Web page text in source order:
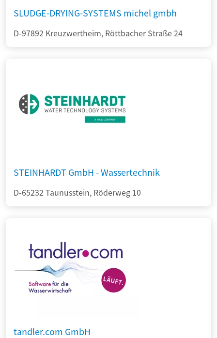
SLUDGE-DRYING-SYSTEMS michel gmbh
D-97892 Kreuzwertheim, Röttbacher Straße 24
STEINHARDT GmbH - Wassertechnik
D-65232 Taunusstein, Röderweg 10
tandler.com GmbH